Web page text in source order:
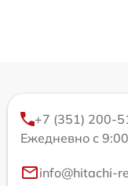
+7 (351) 200-
Ежедневно с
info@hitachi-